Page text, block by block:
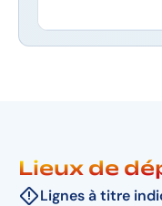
Lieux de
Lignes à titre